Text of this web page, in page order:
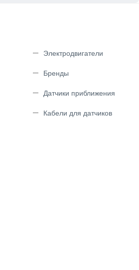
Электродвигатели
Бренды
Датчики приближения
Кабели для датчиков